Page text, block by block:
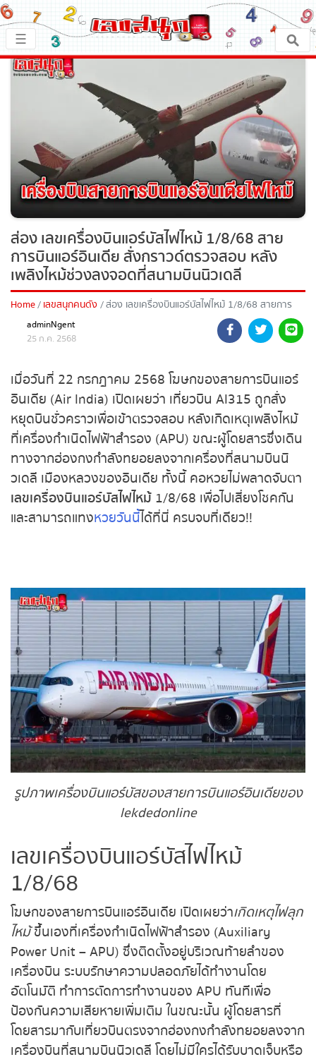
หน้าหลัก
ตรวจเลขสนุก
เลขสนุกมงคล
เลขสนุกคนดัง
เลขสนุกความเชื่อ
หวยสด
ถ่ายทอดสดหวยรัฐบาล
ถ่ายทอดสดหวยออมสิน
ถ่ายทอดสดหวย ธกส.
ถ่ายทอดสดหวยลาว
ถ่ายทอดสดหวยลาว ซุปเปอร์
ถ่ายทอดสดหวยฮานอย
ถ่ายทอดสดหวยมาเลย์
ถ่ายทอดสดหวยญีปุ่น
ถ่ายทอดสดหวยไต้หวัน
ถ่ายทอดสดหวยกัมพูชา
หวยหุ้นสด
หวยหุ้นไทย เย็น
หวยหุ้นนิเคอิ เช้า
หวยหุ้นนิเคอิ บ่าย
หวยหุ้นฮั่งเส็ง เช้า
หวยหุ้นฮั่งเส็ง บ่าย
หวยหุ้นจีน เช้า
×
☰
ส่อง เลขเครื่องบินแอร์บัสไฟไหม้ 1/8/68 สาย
การบินแอร์อินเดีย สั่งกราวด์ตรวจสอบ หลัง
เพลิงไหม้ช่วงลงจอดที่สนามบินนิวเดลี
Home เลขสนุกคนดัง
ส่อง เลขเครื่องบินแอร์บัสไฟไหม้ 1/8/68 สายการ
บินแอร์อินเดีย สั่งกราวด์ตรวจสอบ หลังเพลิงไหม้
ช่วงลงจอดที่สนามบินนิวเดลี
adminNgent
เมื่อวันที่ 22 กรกฎาคม 2568 โฆษกของสายการบิน
แอร์อินเดีย (Air India) เปิดเผยว่า เที่ยวบิน AI315 ถูก
สั่งหยุดบินชั่วคราวเพื่อเข้าตรวจสอบ หลังเกิดเหตุเพลิง
ไหม้ที่เครื่องกำเนิดไฟฟ้าสำรอง (APU) ขณะผู้โดยสาร
ซึ่งเดินทางจากฮ่องกงกำลังทยอยลงจากเครื่องที่
สนามบินนิวเดลี เมืองหลวงของอินเดีย ทั้งนี้ คอหวย
ไม่พลาดจับตาเลขเครื่องบินแอร์บัสไฟไหม้1/8/68
เพื่อไปเสี่ยงโชคกัน และสามารถแทงหวยวันนี้ได้ที่นี่ ครบ
รูปภาพเครื่องบินแอร์บัสของสายการบินแอร์อินเดีย
เลขเครื่องบินแอร์บัสไฟไหม้
1/8/68
โฆษกของสายการบินแอร์อินเดีย เปิดเผยว่าเกิดเหตุไฟ
ลุกไหม้ ขึ้นเองที่เครื่องกำเนิดไฟฟ้าสำรอง (Auxiliary
Power Unit – APU) ซึ่งติดตั้งอยู่บริเวณท้ายลำของ
เครื่องบิน ระบบรักษาความปลอดภัยได้ทำงานโดย
อัตโนมัติ ทำการตัดการทำงานของ APU ทันทีเพื่อ
ป้องกันความเสียหายเพิ่มเติม ในขณะนั้น ผู้โดยสารที่
โดยสารมากับเที่ยวบินตรงจากฮ่องกงกำลังทยอยลง
x ปิดโฆษณา